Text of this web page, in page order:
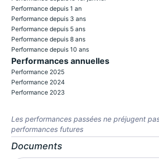
Performance depuis 1 an
Performance depuis 3 ans
Performance depuis 5 ans
Performance depuis 8 ans
Performance depuis 10 ans
Performances annuelles
Performance 2025
Performance 2024
Performance 2023
Les performances passées ne préjugent
performances futures
Documents